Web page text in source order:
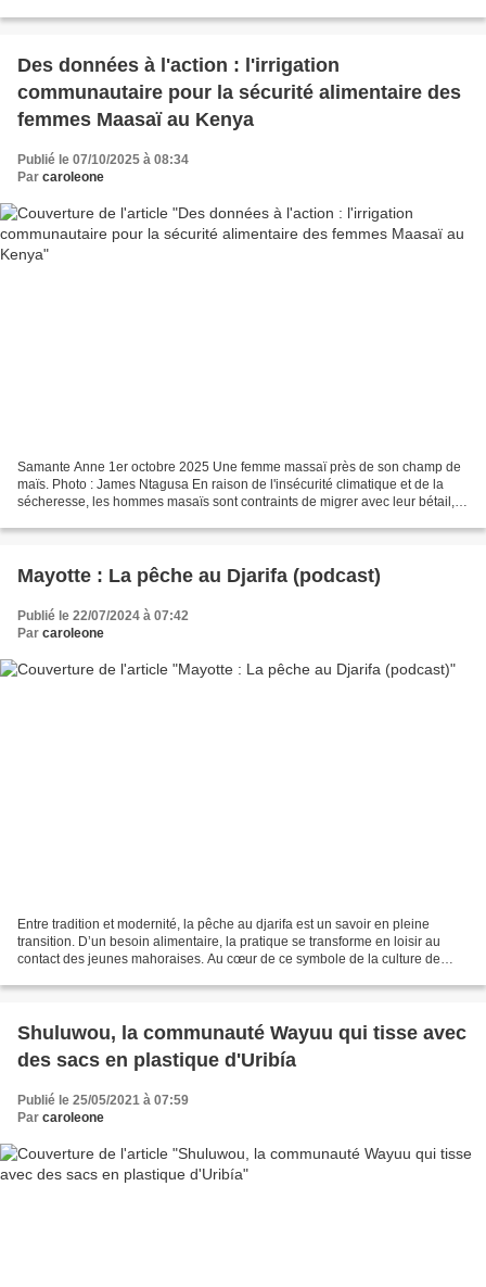
Des données à l'action : l'irrigation
communautaire pour la sécurité alimentaire des
femmes Maasaï au Kenya
Publié le 07/10/2025 à 08:34
Par caroleone
Samante Anne 1er octobre 2025 Une femme massaï près de son champ de
maïs. Photo : James Ntagusa En raison de l'insécurité climatique et de la
sécheresse, les hommes masaïs sont contraints de migrer avec leur bétail,
Mayotte : La pêche au Djarifa (podcast)
Publié le 22/07/2024 à 07:42
Par caroleone
Entre tradition et modernité, la pêche au djarifa est un savoir en pleine
transition. D’un besoin alimentaire, la pratique se transforme en loisir au
contact des jeunes mahoraises. Au cœur de ce symbole de la culture de
Shuluwou, la communauté Wayuu qui tisse avec
des sacs en plastique d'Uribía
Publié le 25/05/2021 à 07:59
Par caroleone